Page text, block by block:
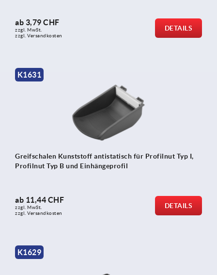
ab 3,79 CHF
zzgl. MwSt.
zzgl. Versandkosten
DETAILS
K1631
Greifschalen Kunststoff antistatisch für Profilnut Typ I,
Profilnut Typ B und Einhängeprofil
ab 11,44 CHF
zzgl. MwSt.
zzgl. Versandkosten
DETAILS
K1629